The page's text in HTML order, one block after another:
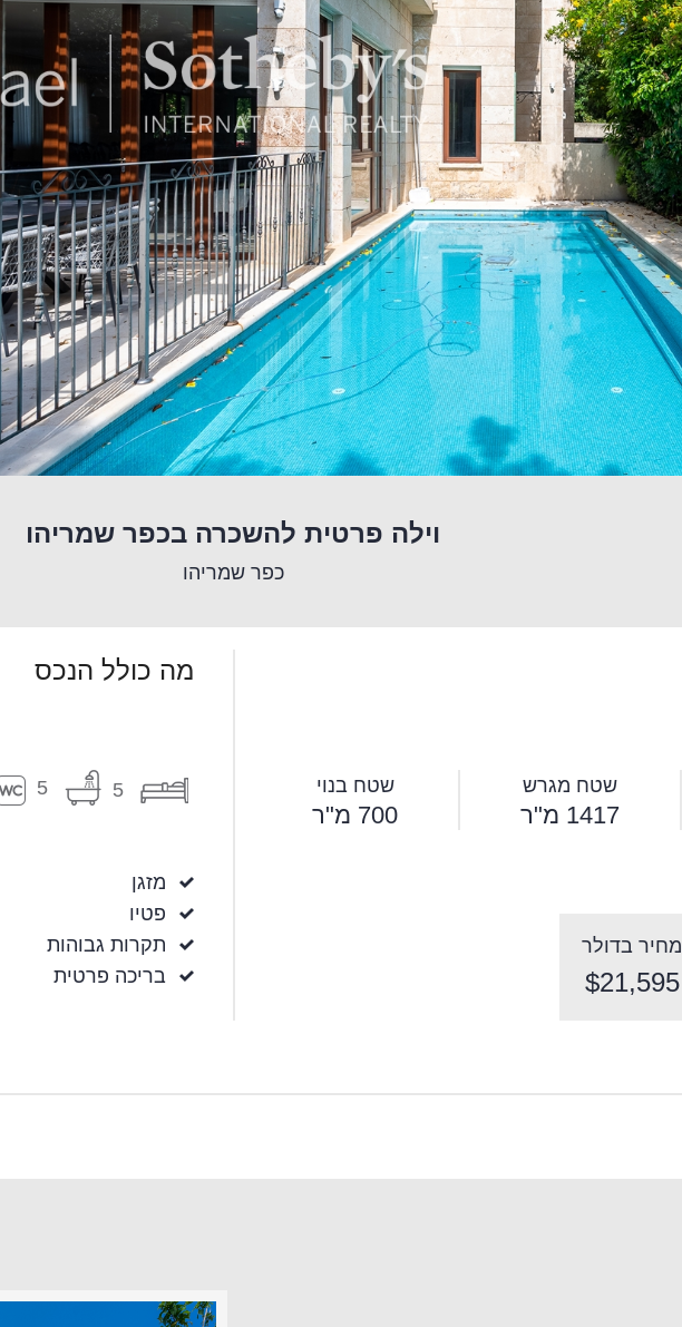
וילה פרטית להשכרה בכפר שמריהו
כפר שמריהו
שטח מגרש
1417 מ"ר
שטח בנוי
700 מ"ר
מחיר בדולר
$21,595
מה כולל הנכס
5
5
מזגן
פטיו
תקרות גבוהות
בריכה פרטית